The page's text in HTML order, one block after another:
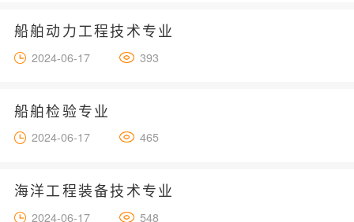
船舶动力工程技术专业
2024-06-17 393
船舶检验专业
2024-06-17 465
海洋工程装备技术专业
2024-06-17 548